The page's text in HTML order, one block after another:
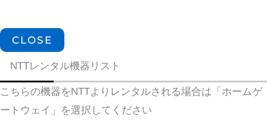
CLOSE
NTTレンタル機器リスト
こちらの機器をNTTよりレンタルされる場合は「ホームゲ
ートウェイ」を選択してください